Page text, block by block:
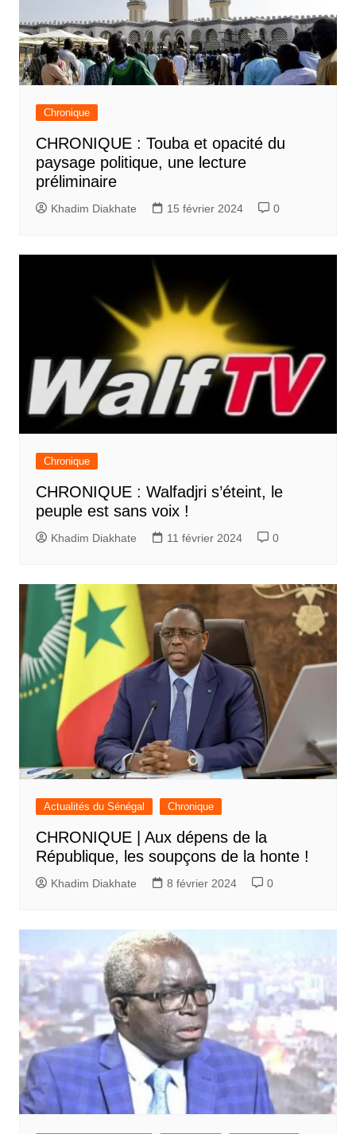
Chronique
CHRONIQUE : Touba et opacité du
paysage politique, une lecture
préliminaire
Khadim Diakhate 15 février 2024 0
Chronique
CHRONIQUE : Walfadjri s’éteint, le
peuple est sans voix !
Khadim Diakhate 11 février 2024 0
Actualités du Sénégal Chronique
CHRONIQUE | Aux dépens de la
République, les soupçons de la honte !
Khadim Diakhate 8 février 2024 0